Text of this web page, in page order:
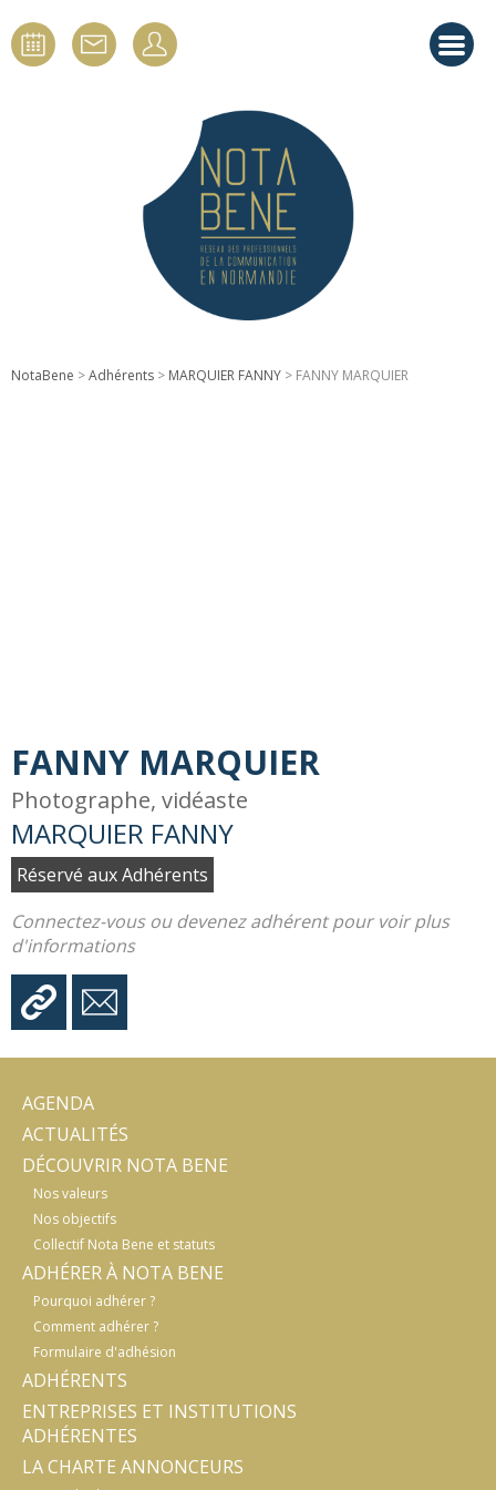
NotaBene >Adhérents > MARQUIER FANNY > FANNY MARQUIER
FANNY MARQUIER
Photographe, vidéaste
MARQUIER FANNY
Réservé aux Adhérents
Connectez-vous ou devenez adhérent pour voir plus
d'informations
AGENDA
ACTUALITÉS
DÉCOUVRIR NOTA BENE
Nos valeurs
Nos objectifs
Collectif Nota Bene et statuts
ADHÉRER À NOTA BENE
Pourquoi adhérer ?
Comment adhérer ?
Formulaire d'adhésion
ADHÉRENTS
ENTREPRISES ET INSTITUTIONS
ADHÉRENTES
LA CHARTE ANNONCEURS